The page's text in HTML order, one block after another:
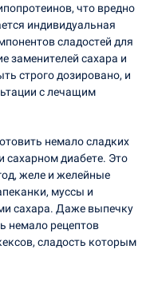
что вредно
индивидуальная
сладостей для
заменителей сахара и
строго дозировано, и
с лечащим
немало сладких
сахарном диабете. Это
желе и желейные
муссы и
сахара. Даже выпечку
немало рецептов
сладость которым